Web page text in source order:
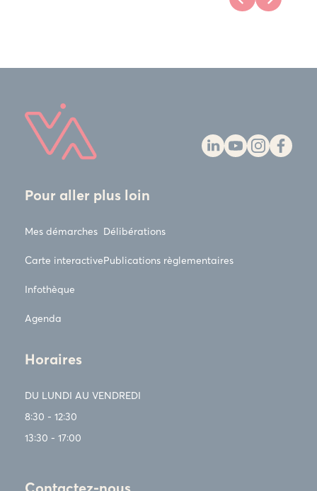
Pour aller plus loin
Mes démarches
Carte interactive
Infothèque
Agenda
Délibérations
Publications règlementaires
Horaires
DU LUNDI AU VENDREDI
8:30 - 12:30
13:30 - 17:00